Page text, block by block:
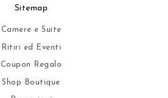
Sitemap
Camere e Suite
Ritiri ed Eventi
Coupon Regalo
Shop Boutique